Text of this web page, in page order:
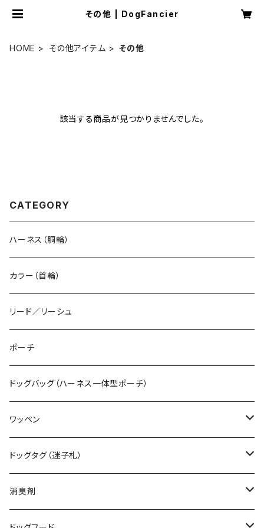
その他 | DogFancier
HOME その他アイテム その他
該当する商品が見つかりませんでした。
CATEGORY
ハーネス（胴輪）
カラー（首輪）
リード／リーシュ
ポーチ
ドッグバッグ（ハーネス一体型ポーチ）
ワッペン
デザインワッペン（既製品）
オーダーワッペン（特注品）
ドッグタグ（迷子札）
ボールチェーンタイプ
消臭剤